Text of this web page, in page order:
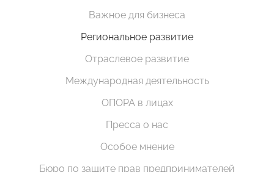
Важное для бизнеса
Региональное развитие
Отраслевое развитие
Международная деятельность
ОПОРА в лицах
Пресса о нас
Особое мнение
Бюро по защите прав предпринимателей